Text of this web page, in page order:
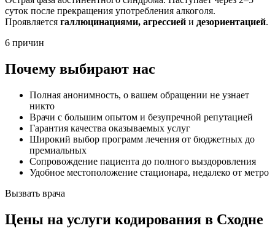
суток после прекращения употребления алкоголя.
Проявляется галлюцинациями, агрессией и дезориентацией.
6 причин
Почему выбирают нас
Полная анонимность, о вашем обращении не узнает
никто
Врачи с большим опытом и безупречной репутацией
Гарантия качества оказываемых услуг
Широкий выбор программ лечения от бюджетных до
премиальных
Сопровождение пациента до полного выздоровления
Удобное местоположение стационара, недалеко от метро
Вызвать врача
Цены на услуги кодирования в Сходне